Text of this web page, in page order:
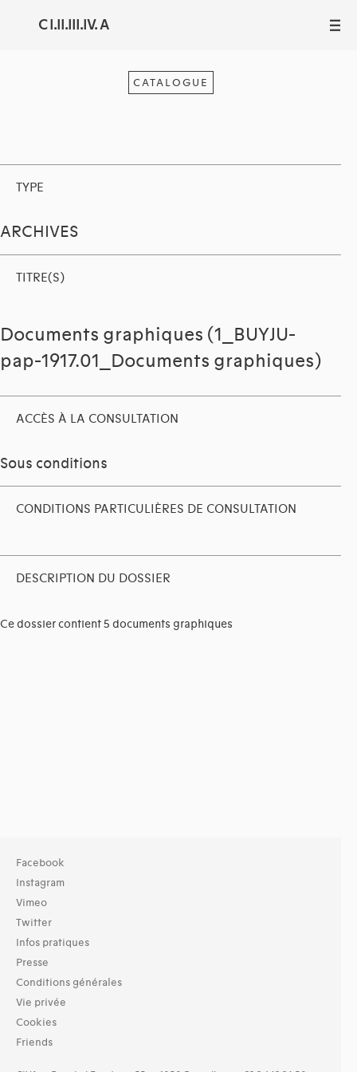
C I.II.III.IV. A III
CATALOGUE
TYPE
ARCHIVES
TITRE(S)
Documents graphiques (1_BUYJU-
pap-1917.01_Documents graphiques)
ACCÈS À LA CONSULTATION
Sous conditions
CONDITIONS PARTICULIÈRES DE CONSULTATION
DESCRIPTION DU DOSSIER
Ce dossier contient 5 documents graphiques
Facebook
Instagram
Vimeo
Twitter
Infos pratiques
Presse
Conditions générales
Vie privée
Cookies
Friends